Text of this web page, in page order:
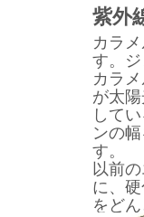
紫外
カラ
す。
カラ
が太
して
ンの
す。
以前
に、
をど